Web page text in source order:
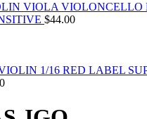
VIOLA VIOLONCELLO
$44.00
1/16 RED LABEL